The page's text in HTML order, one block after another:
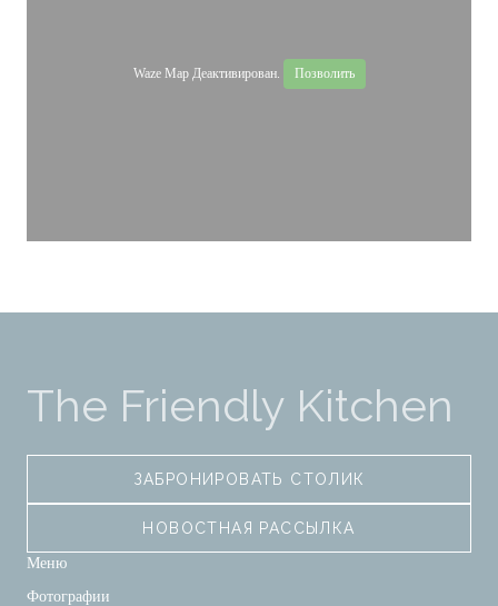
Waze Map Деактивирован. Позволить
The Friendly Kitchen
ЗАБРОНИРОВАТЬ СТОЛИК
НОВОСТНАЯ РАССЫЛКА
Меню
Фотографии